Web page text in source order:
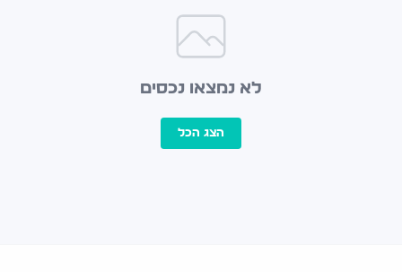
לא נמצאו נכסים
הצג הכל